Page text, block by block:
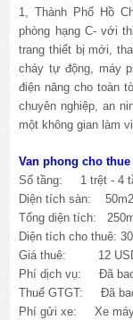
1, Thành Phố Hồ
phòng hạng C- với
trang thiết bị mới,
cháy tự động, máy
điện năng cho toàn
chuyên nghiệp, an
một không gian làm
Van phong cho thue
Số tầng: 1 trệt - 4
Diện tích sàn: 50m2
Tổng diện tích:
Diện tích cho thuê:
Giá thuê: 12
Phí dịch vụ: Đã bao
Thuế GTGT: Đã
Phí gửi xe: Xe máy